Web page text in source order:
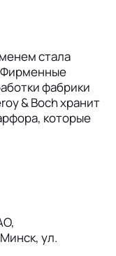
стала
Фирменные
фабрики
& Boch хранит
которые
ул.